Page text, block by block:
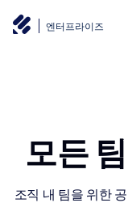
엔터프라이즈
모든
조직 내 팀을 위한